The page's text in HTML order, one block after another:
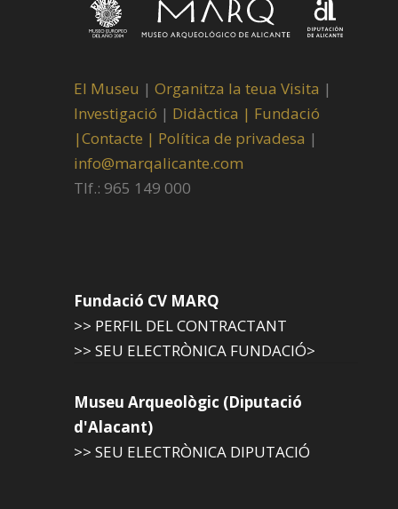
El Museu | Organitza la teua Visita |
Investigació | Didàctica | Fundació
|Contacte | Política de privadesa |
info@marqalicante.com
Tlf.: 965 149 000
Fundació CV MARQ
>> PERFIL DEL CONTRACTANT
>> SEU ELECTRÒNICA FUNDACIÓ>
Museu Arqueològic (Diputació
d'Alacant)
>> SEU ELECTRÒNICA DIPUTACIÓ